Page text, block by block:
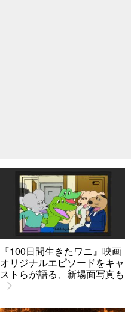
『100日間生きたワニ』映画
オリジナルエピソードをキャ
ストらが語る、新場面写真も